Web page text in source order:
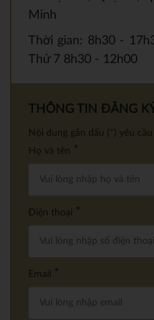
Minh
Thời gian: 8h30 -
Thứ 7 8h30 - 12h00
THÔNG TIN ĐĂNG
Nội dung gắn dấu (*) yêu
Họ và tên *
Điện thoại *
Email *